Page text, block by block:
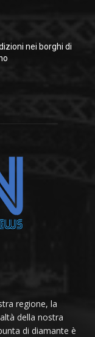
nei borghi di
regione, la
della nostra
di diamante è